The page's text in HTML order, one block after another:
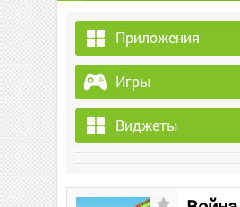
Приложения
Игры
Виджеты